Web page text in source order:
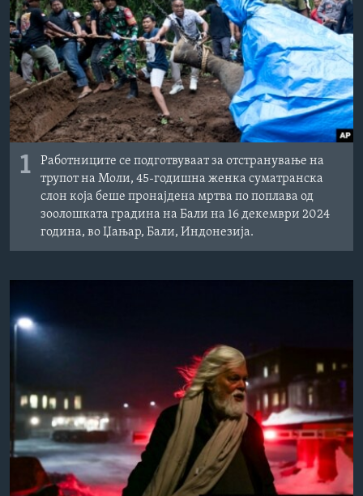
ИНТЕРВЈУА
Јазици
1
Работниците се подготвуваат за отстранување на
трупот на Моли, 45-годишна женка суматранска
слон која беше пронајдена мртва по поплава од
зоолошката градина на Бали на 16 декември 2024
година, во Џањар, Бали, Индонезија.